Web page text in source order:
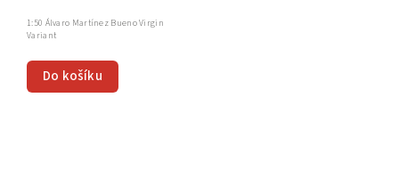
Do košíku
1:50 Álvaro Martínez Bueno Virgin
Variant